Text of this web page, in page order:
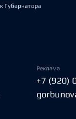
Губернатора
Реклама
+7 (920)